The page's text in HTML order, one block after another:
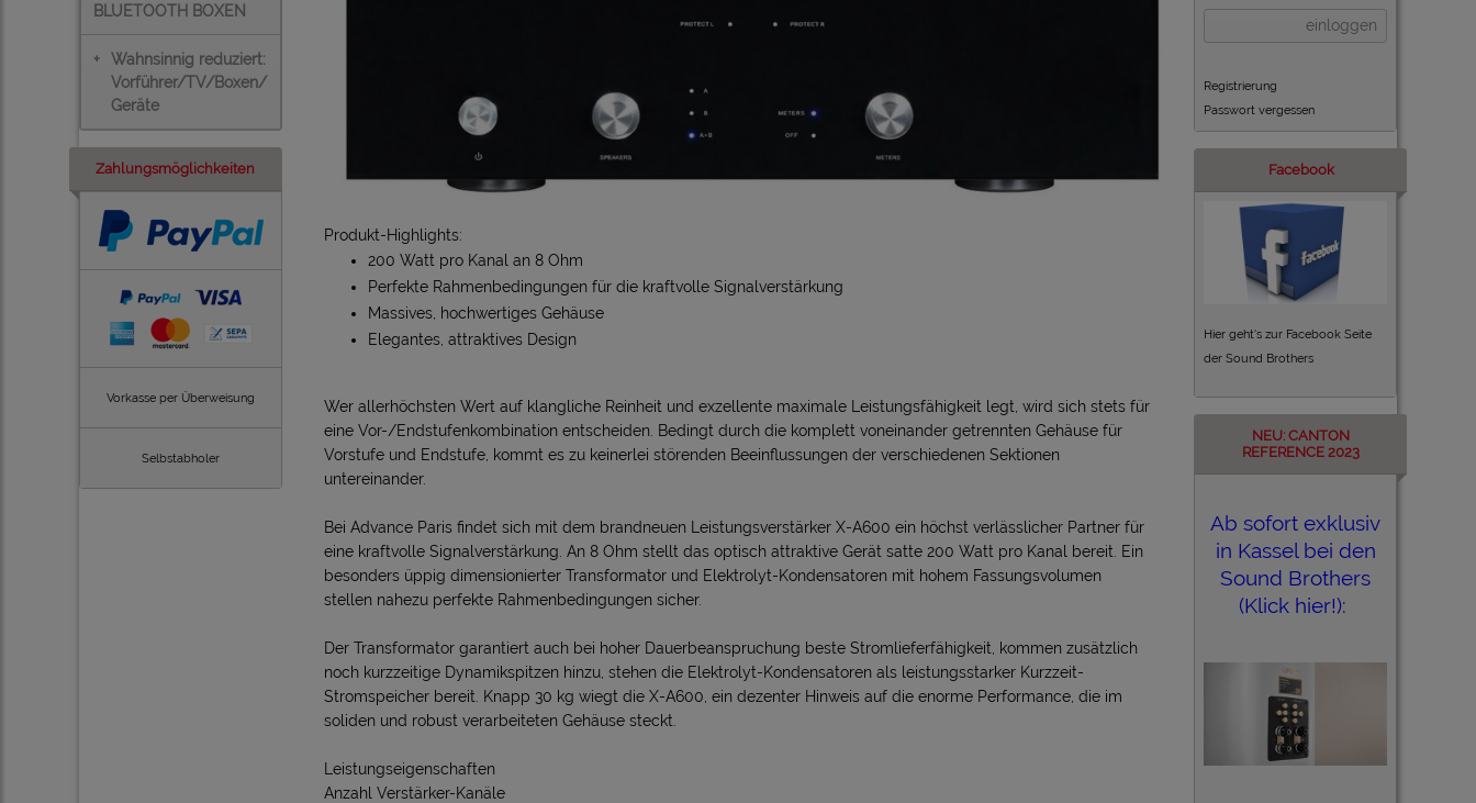
BLUETOOTH BOXEN
+ Wahnsinnig reduziert:
Vorführer/TV/Boxen/
Geräte
Zahlungsmöglichkeiten
Vorkasse per Überweisung
Selbstabholer
Produkt-Highlights:
200 Watt pro Kanal an 8 Ohm
Perfekte Rahmenbedingungen für die kraftvolle Signalverstärkung
Massives, hochwertiges Gehäuse
Elegantes, attraktives Design
Wer allerhöchsten Wert auf klangliche Reinheit und exzellente maximale Leistungsfähigkeit legt, wird sich stets für
eine Vor-/Endstufenkombination entscheiden. Bedingt durch die komplett voneinander getrennten Gehäuse für
Vorstufe und Endstufe, kommt es zu keinerlei störenden Beeinflussungen der verschiedenen Sektionen
untereinander.
Bei Advance Paris findet sich mit dem brandneuen Leistungsverstärker X-A600 ein höchst verlässlicher Partner für
eine kraftvolle Signalverstärkung. An 8 Ohm stellt das optisch attraktive Gerät satte 200 Watt pro Kanal bereit. Ein
besonders üppig dimensionierter Transformator und Elektrolyt-Kondensatoren mit hohem Fassungsvolumen
stellen nahezu perfekte Rahmenbedingungen sicher.
Der Transformator garantiert auch bei hoher Dauerbeanspruchung beste Stromlieferfähigkeit, kommen zusätzlich
noch kurzzeitige Dynamikspitzen hinzu, stehen die Elektrolyt-Kondensatoren als leistungsstarker Kurzzeit-
Stromspeicher bereit. Knapp 30 kg wiegt die X-A600, ein dezenter Hinweis auf die enorme Performance, die im
soliden und robust verarbeiteten Gehäuse steckt.
Leistungseigenschaften
Anzahl Verstärker-Kanäle
einloggen
Registrierung
Passwort vergessen
Facebook
Hier geht's zur Facebook Seite
der Sound Brothers
NEU: CANTON
REFERENCE 2023
Ab sofort exklusiv
in Kassel bei den
Sound Brothers
(Klick hier!):